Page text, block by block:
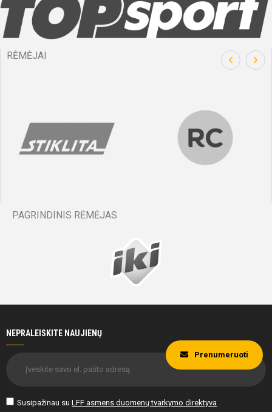
RĖMĖJAI
PAGRINDINIS RĖMĖJAS
NEPRALEISKITE NAUJIENŲ
Susipažinau su LFF asmens duomenų tvarkymo direktyva
Prenumeruoti